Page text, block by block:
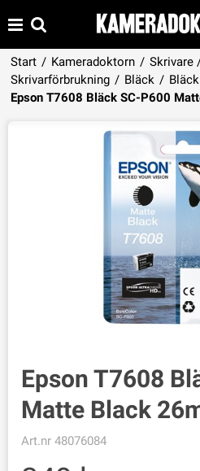
Start / Kameradoktorn / Skrivare
Skrivarförbrukning / Bläck /
Epson T7608 Bläck SC-P600
Produkten har lagts
VISA VARUKORGEN
Epson T7608
Matte Black
Art.nr 48076084